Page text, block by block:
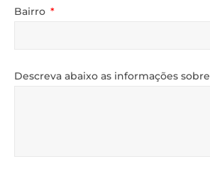
Bairro
Descreva abaixo as informações